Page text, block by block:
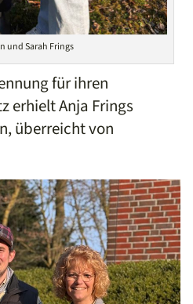
und Sarah Frings
für ihren
erhielt Anja Frings
überreicht von